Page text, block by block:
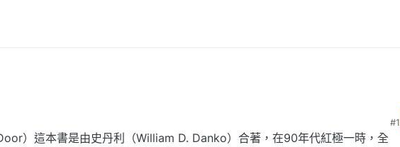
#1
）這本書是由史丹利（William D. Danko）合著，在90年代紅極一時，全